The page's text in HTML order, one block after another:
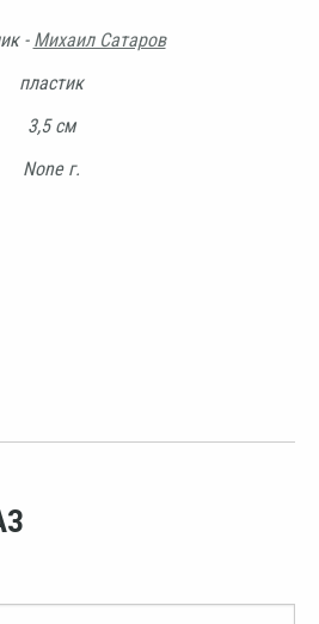
- Михаил Сатаров
пластик
3,5 см
None г.